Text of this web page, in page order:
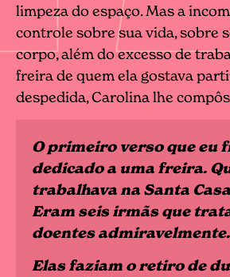
limpeza do espaço. Mas a
controle sobre sua vida, sobre
corpo, além do excesso de
freira de quem ela gostava
despedida, Carolina lhe
O primeiro verso que eu
dedicado a uma freira.
trabalhava na Santa
Eram seis irmãs que
doentes admiravelmente.
Elas faziam o retiro de